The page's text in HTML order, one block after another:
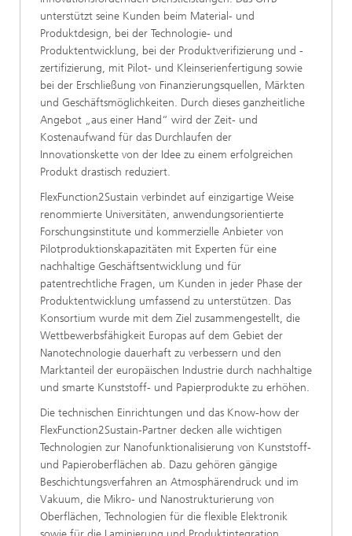
unterstützt seine Kunden beim Material- und
Produktdesign, bei der Technologie- und
Produktentwicklung, bei der Produktverifizierung und -
zertifizierung, mit Pilot- und Kleinserienfertigung sowie
bei der Erschließung von Finanzierungsquellen, Märkten
und Geschäfts­möglichkeiten. Durch dieses ganzheitliche
Angebot „aus einer Hand“ wird der Zeit- und
Kostenaufwand für das Durchlaufen der
Innovationskette von der Idee zu einem erfolgreichen
Produkt drastisch reduziert.
FlexFunction2Sustain verbindet auf einzigartige Weise
renommierte Universitäten, anwen­dungs­­orientierte
Forschungsinstitute und kommerzielle Anbieter von
Pilotproduktions­kapazitäten mit Experten für eine
nachhaltige Geschäftsentwicklung und für
patentrechtliche Fragen, um Kunden in jeder Phase der
Produktentwicklung umfassend zu unterstützen. Das
Konsortium wurde mit dem Ziel zusammengestellt, die
Wettbewerbsfähigkeit Europas auf dem Gebiet der
Nanotechnologie dauerhaft zu verbessern und den
Marktanteil der europäischen Industrie durch nachhaltige
und smarte Kunststoff- und Papierprodukte zu erhöhen.
Die technischen Einrichtungen und das Know-how der
FlexFunction2Sustain-Partner decken alle wichtigen
Technologien zur Nanofunktionalisierung von Kunststoff-
und Papieroberflächen ab. Dazu gehören gängige
Beschichtungsverfahren an Atmosphärendruck und im
Vakuum, die Mikro- und Nanostrukturierung von
Oberflächen, Technologien für die flexible Elektronik